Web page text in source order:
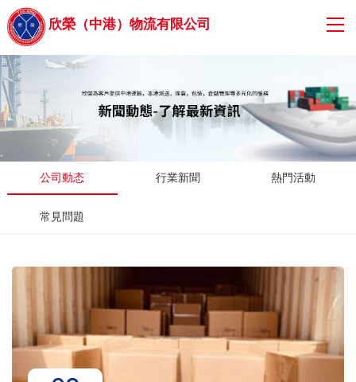
欣榮（中港）物流有限公司
公司動态 行業新聞 熱門活動
常見問題